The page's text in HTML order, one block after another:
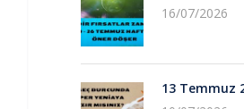
16/07/2026
13 Temmuz